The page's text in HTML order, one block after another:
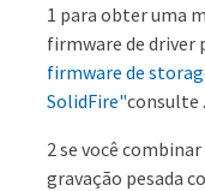
1 para obter uma
firmware de driver
firmware de
SolidFire"consulte .
2 se você
gravação pesada